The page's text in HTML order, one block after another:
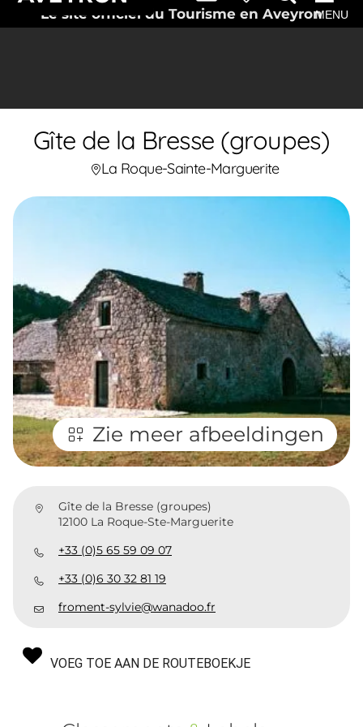
Le site officiel du Tourisme en AveyronMENU
Gîte de la Bresse (groupes)
La Roque-Sainte-Marguerite
Zie meer afbeeldingen
Gîte de la Bresse (groupes)
12100 La Roque-Ste-Marguerite
+33 (0)5 65 59 09 07
+33 (0)6 30 32 81 19
froment-sylvie@wanadoo.fr
VOEG TOE AAN DE ROUTEBOEKJE